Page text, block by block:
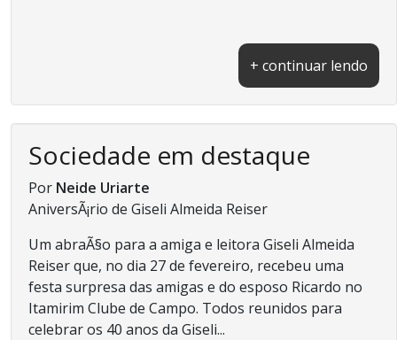
+ continuar lendo
Sociedade em destaque
Por Neide Uriarte
AniversÃ¡rio de Giseli Almeida Reiser
Um abraÃ§o para a amiga e leitora Giseli Almeida
Reiser que, no dia 27 de fevereiro, recebeu uma
festa surpresa das amigas e do esposo Ricardo no
Itamirim Clube de Campo. Todos reunidos para
celebrar os 40 anos da Giseli...